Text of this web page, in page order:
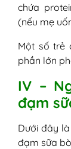
chứa
(nếu mẹ
Một số trẻ
phần lớn
IV –
đạm
Dưới đây
đạm sữa